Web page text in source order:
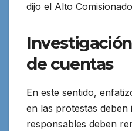
dijo el Alto
de cuentas
En este sentido,
en las protestas deben
responsables deben